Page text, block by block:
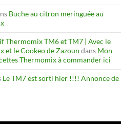
Buche au citron meringuée au
Thermomix TM6 et TM7 | Avec le
et le Cookeo de Zazoun dans Mon
Thermomix à commander ici
Le TM7 est sorti hier !!!! Annonce de